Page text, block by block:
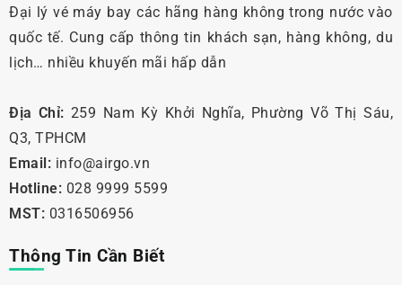
Đại lý vé máy bay các hãng hàng không trong nước vào
quốc tế. Cung cấp thông tin khách sạn, hàng không, du
lịch… nhiều khuyến mãi hấp dẫn
Địa Chỉ: 259 Nam Kỳ Khởi Nghĩa, Phường Võ Thị Sáu,
Q3, TPHCM
Email: info@airgo.vn
Hotline: 028 9999 5599
MST: 0316506956
Thông Tin Cần Biết